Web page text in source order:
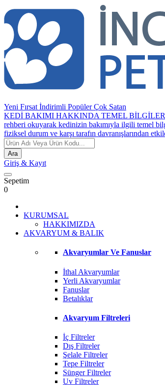
Yeni Fırsat İndirimli PopülerÇok Satan
KEDİ BAKIMI HAKKINDA TEMEL BİLGİLER >
rehberi okuyarak kedinizin bakımıyla ilgili temel
fiziksel durum ve karşı tarafın davranışlarından
Ara
Giriş & Kayıt
Sepetim
0
KURUMSAL
HAKKIMIZDA
AKVARYUM & BALIK
Akvaryumlar Ve Fanuslar
İthal Akvaryumlar
Yerli Akvaryumlar
Fanuslar
Betalıklar
Akvaryum Filtreleri
İç Filtreler
Dış Filtreler
Şelale Filtreler
Tepe Filtreler
Sünger Filtreler
Uv Filtreler